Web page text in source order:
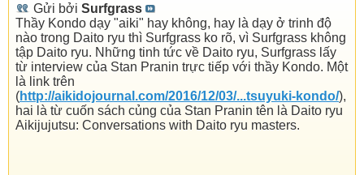
Gửi bởi Surfgrass
Thầy Kondo dạy "aiki" hay không, hay là dạy ở trinh độ
nào trong Daito ryu thì Surfgrass ko rõ, vì Surfgrass không
tập Daito ryu. Những tinh tức về Daito ryu, Surfgrass lấy
từ interview của Stan Pranin trực tiếp với thầy Kondo. Một
là link trên
(http://aikidojournal.com/2016/12/03/...tsuyuki-kondo/),
hai là từ cuốn sách củng của Stan Pranin tên là Daito ryu
Aikijujutsu: Conversations with Daito ryu masters.